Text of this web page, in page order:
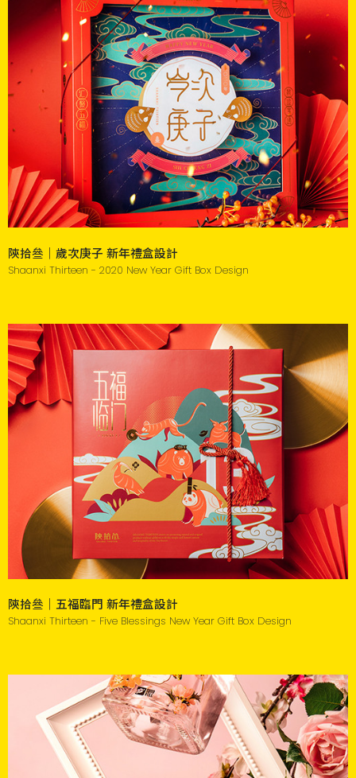
陝拾叄｜歲次庚子 新年禮盒設計
Shaanxi Thirteen - 2020 New Year Gift Box Design
陝拾叄｜五福臨門 新年禮盒設計
Shaanxi Thirteen - Five Blessings New Year Gift Box Design